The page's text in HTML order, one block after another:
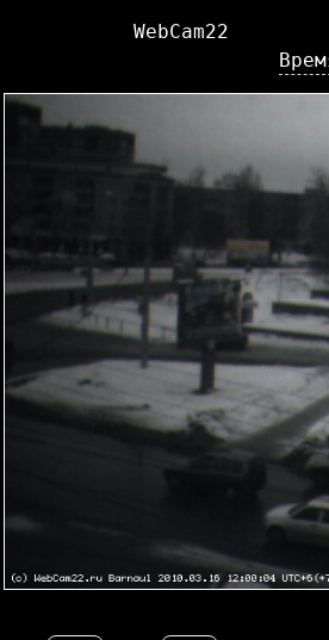
WebCam22